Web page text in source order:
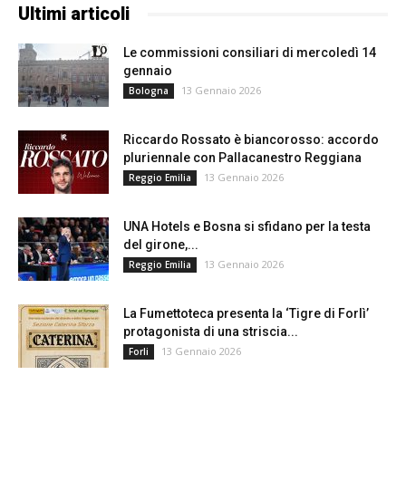
Ultimi articoli
Le commissioni consiliari di mercoledì 14
gennaio
Bologna 13 Gennaio 2026
Riccardo Rossato è biancorosso: accordo
pluriennale con Pallacanestro Reggiana
Reggio Emilia 13 Gennaio 2026
UNA Hotels e Bosna si sfidano per la testa
del girone,...
Reggio Emilia 13 Gennaio 2026
La Fumettoteca presenta la ‘Tigre di Forlì’
protagonista di una striscia...
Forli 13 Gennaio 2026